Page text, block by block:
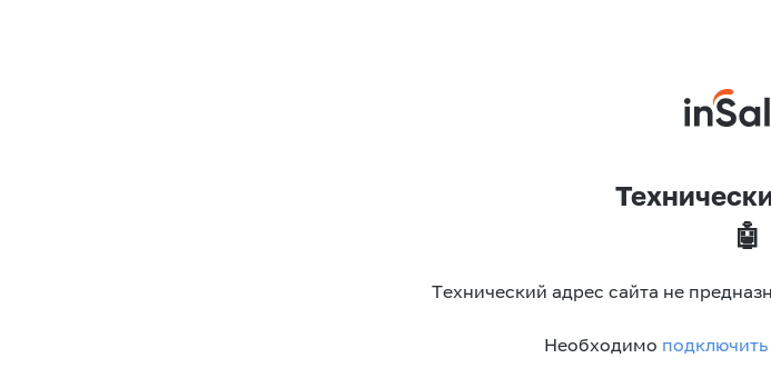
🤖
Технический адрес сайта не
Необходимо